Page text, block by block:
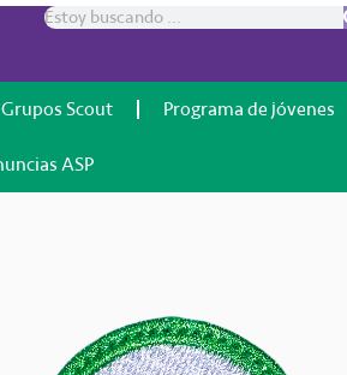
Grupos Scout Programa de jóvenes
ASP
manada primeros auxilios